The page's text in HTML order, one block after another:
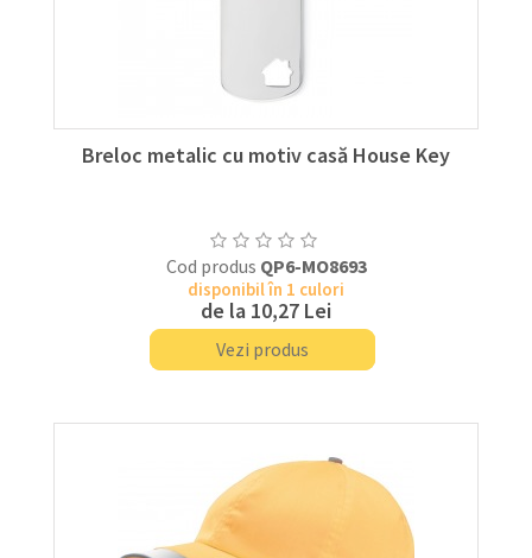
Breloc metalic cu motiv casă House Key
Cod produs QP6-MO8693
disponibil în 1 culori
de la 10,27 Lei
Vezi produs